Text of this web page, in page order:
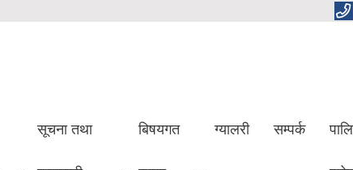
सूचना तथा बिषयगत ग्यालरी सम्पर्क